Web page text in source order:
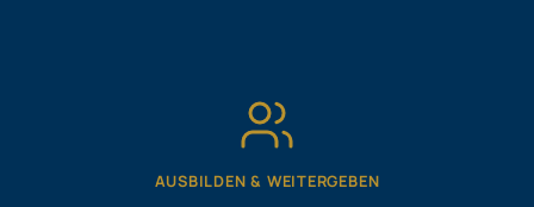
AUSBILDEN & WEITERGEBEN